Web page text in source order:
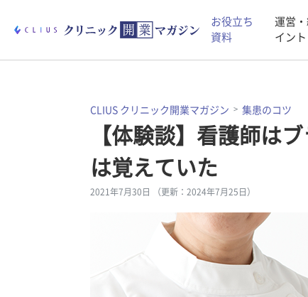
お役立ち
資料
運営
イント
CLIUS クリニック開業マガジン 集患のコツ
【体験談】看護師は
は覚えていた
2021年7月30日 （更新：2024年7月25日）